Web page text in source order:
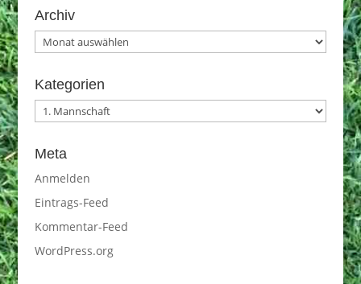
Archiv
Archiv
Kategorien
Kategorien
Meta
Anmelden
Eintrags-Feed
Kommentar-Feed
WordPress.org